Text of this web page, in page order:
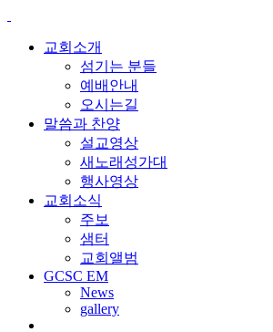
교회소개
섬기는 분들
예배안내
오시는길
말씀과 찬양
설교영상
새노래성가대
행사영상
교회소식
주보
샘터
교회앨범
GCSC EM
News
gallery